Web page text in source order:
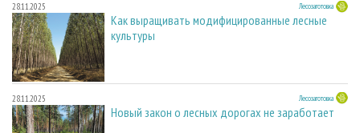
28.11.2025 Лесозаготовка
Как выращивать модифицированные лесные
культуры
28.11.2025 Лесозаготовка
Новый закон о лесных дорогах не заработает